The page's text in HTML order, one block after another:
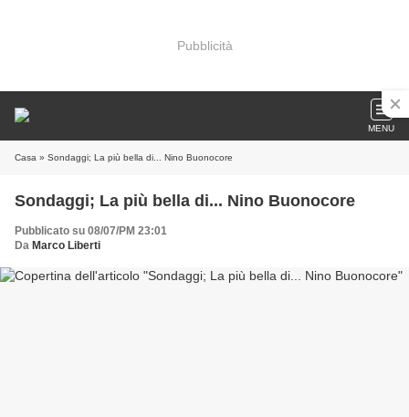
Pubblicità
MENU
Casa » Sondaggi; La più bella di... Nino Buonocore
Sondaggi; La più bella di... Nino Buonocore
Pubblicato su 08/07/PM 23:01
Da Marco Liberti